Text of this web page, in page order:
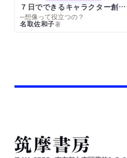
７日でできるキャラクター創作入門
─想像って役立つの？
名取佐和子著